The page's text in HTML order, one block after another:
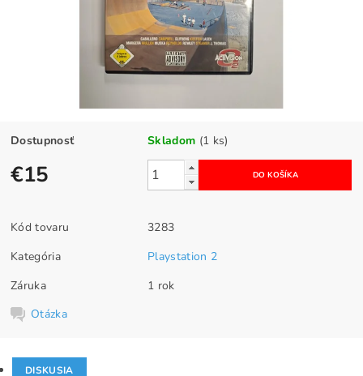
Dostupnosť Skladom (1 ks)
€15
Kód tovaru
3283
Kategória
Playstation 2
Záruka
1 rok
Otázka
DISKUSIA